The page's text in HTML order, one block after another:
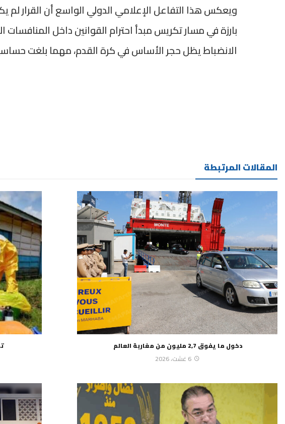
ويعكس هذا التفاعل الإعلامي الدولي الواسع أن القرار لم
بارزة في مسار تكريس مبدأ احترام القوانين داخل
الانضباط يظل حجر الأساس في كرة القدم، مهما بلغت
المقالات المرتبطة
دخول ما يفوق 2,7 مليون من مغاربة العالم
6 غشت، 2026